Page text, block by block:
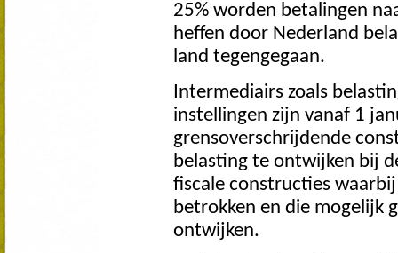
25% worden betalingen
heffen door Nederland
land tegengegaan.
Intermediairs zoals
instellingen zijn vanaf 1
grensoverschrijdende
belasting te ontwijken bij
fiscale constructies
betrokken en die mogelijk
ontwijken.